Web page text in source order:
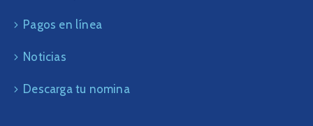
Pagos en línea
Noticias
Descarga tu nomina